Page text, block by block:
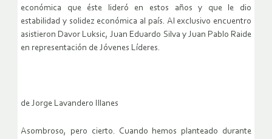
económica que éste lideró en estos años y que le dio
estabilidad y solidez económica al país. Al exclusivo encuentro
asistieron Davor Luksic, Juan Eduardo Silva y Juan Pablo Raide
en representación de Jóvenes Líderes.
de Jorge Lavandero Illanes
Asombroso, pero cierto. Cuando hemos planteado durante